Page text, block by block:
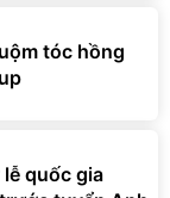
tóc hồng
quốc gia